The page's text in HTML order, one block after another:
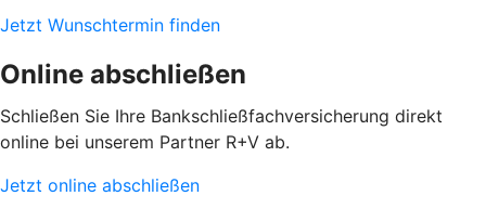
Jetzt Wunschtermin finden
Online abschließen
Schließen Sie Ihre Bankschließfachversicherung direkt
online bei unserem Partner R+V ab.
Jetzt online abschließen